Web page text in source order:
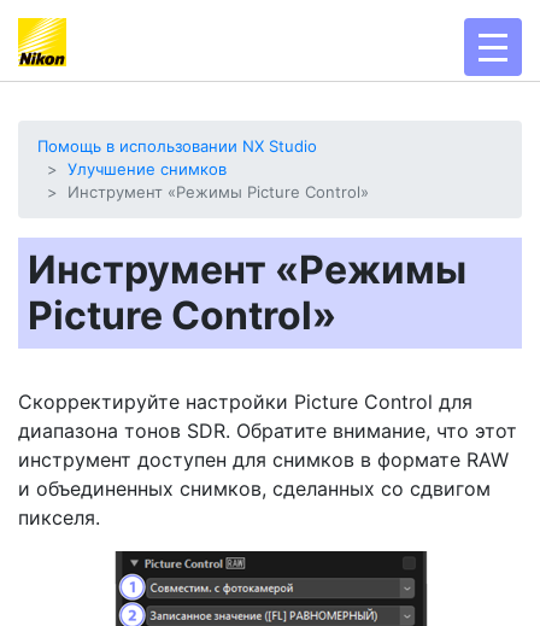
Помощь в использовании NX Studio
Улучшение снимков
Инструмент «Режимы Picture Control»
Инструмент «Режимы
Picture Control»
Скорректируйте настройки Picture Control для
диапазона тонов SDR. Обратите внимание, что этот
инструмент доступен для снимков в формате RAW
и объединенных снимков, сделанных со сдвигом
пикселя.